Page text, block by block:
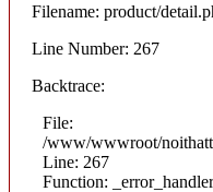
Filename: product/
Line Number: 267
Backtrace:
File:
/www/wwwroot/
Line: 267
Function: _error_handler